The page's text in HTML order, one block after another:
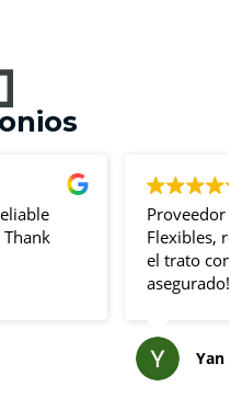
corporativos.
super profesionales y